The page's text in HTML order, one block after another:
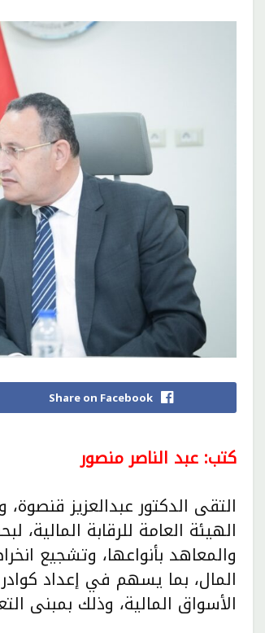
Share on Facebook
كتب: عبد الناصر منصور
التقى الدكتور عبدالعزيز
الهيئة العامة للرقابة المالية،
والمعاهد بأنواعها، وتشجيع
المال، بما يسهم في إعداد
الأسواق المالية، وذلك بمبنى